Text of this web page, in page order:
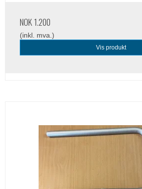
NOK 1.200
(inkl. mva.)
Vis produkt